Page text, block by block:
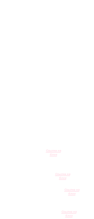
Ссылка на
блог
Ссылка на
блог
Ссылка на
блог
Ссылка на
блог